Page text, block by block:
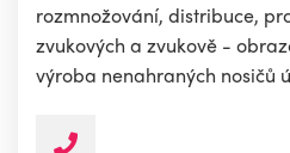
rozmnožování, distribuce,
zvukových a zvukově -
výroba nenahraných nosičů